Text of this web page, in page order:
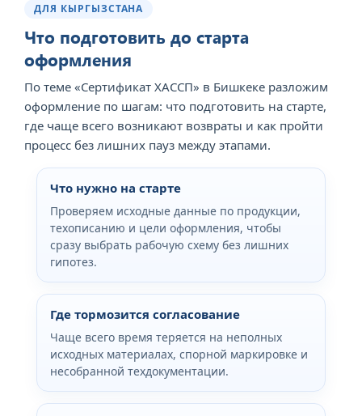
ДЛЯ КЫРГЫЗСТАНА
Что подготовить до старта
оформления
По теме «Сертификат ХАССП» в Бишкеке разложим
оформление по шагам: что подготовить на старте,
где чаще всего возникают возвраты и как пройти
процесс без лишних пауз между этапами.
Что нужно на старте
Проверяем исходные данные по продукции,
техописанию и цели оформления, чтобы
сразу выбрать рабочую схему без лишних
гипотез.
Где тормозится согласование
Чаще всего время теряется на неполных
исходных материалах, спорной маркировке и
несобранной техдокументации.